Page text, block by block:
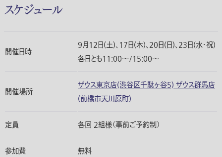
スケジュール
開催日時
9月12日(土)、17日(木)、20日(日)、23日(水・祝)
各日とも11:00〜/15:00〜
開催場所
ザウス東京店(渋谷区千駄ヶ谷5) ザウス群馬店
(前橋市天川原町)
定員 各回 2組様（事前ご予約制）
参加費 無料